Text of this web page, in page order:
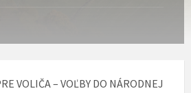
VOLIČA – VOĽBY DO NÁRODNEJ